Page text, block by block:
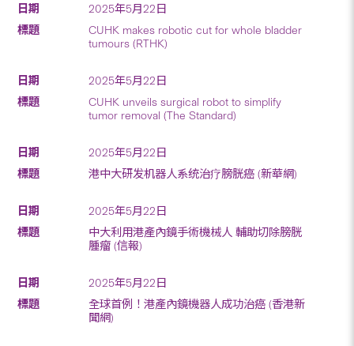
2025年5月22日
CUHK makes robotic cut for whole bladder
tumours (RTHK)
2025年5月22日
CUHK unveils surgical robot to simplify
tumor removal (The Standard)
2025年5月22日
港中大研发机器人系统治疗膀胱癌 (新華網)
2025年5月22日
中大利用港產內鏡手術機械人 輔助切除膀胱
腫瘤 (信報)
2025年5月22日
全球首例！港產內鏡機器人成功治癌 (香港新
聞網)